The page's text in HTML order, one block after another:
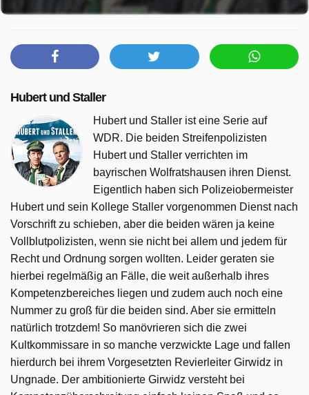
Argen lag …
Montag 15 Juni 2026, 14:20 Uhr. Diese Folge wurde zuerst
am Donnerstag 15 Januar 2026 gepostet.
Hubert und Staller
Hubert und Staller ist eine Serie auf
WDR. Die beiden Streifenpolizisten
Hubert und Staller verrichten im
bayrischen Wolfratshausen ihren Dienst.
Eigentlich haben sich Polizeiobermeister
Hubert und sein Kollege Staller vorgenommen Dienst nach
Vorschrift zu schieben, aber die beiden wären ja keine
Vollblutpolizisten, wenn sie nicht bei allem und jedem für
Recht und Ordnung sorgen wollten. Leider geraten sie
hierbei regelmäßig an Fälle, die weit außerhalb ihres
Kompetenzbereiches liegen und zudem auch noch eine
Nummer zu groß für die beiden sind. Aber sie ermitteln
natürlich trotzdem! So manövrieren sich die zwei
Kultkommissare in so manche verzwickte Lage und fallen
hierdurch bei ihrem Vorgesetzten Revierleiter Girwidz in
Ungnade. Der ambitionierte Girwidz versteht bei